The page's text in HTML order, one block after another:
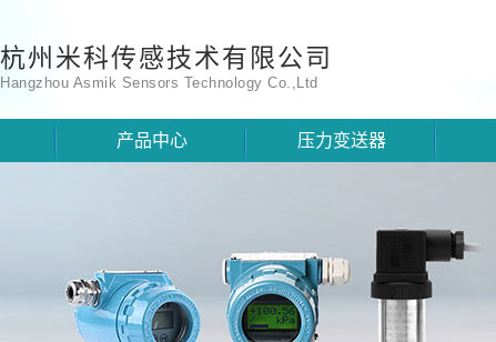
杭州米科传感技术有限公司
Hangzhou Asmik Sensors Technology Co.,Ltd
产品中心 压力变送器